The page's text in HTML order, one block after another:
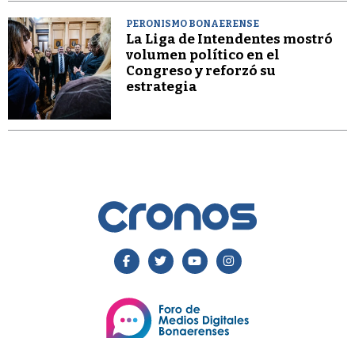
PERONISMO BONAERENSE
La Liga de Intendentes mostró
volumen político en el
Congreso y reforzó su
estrategia